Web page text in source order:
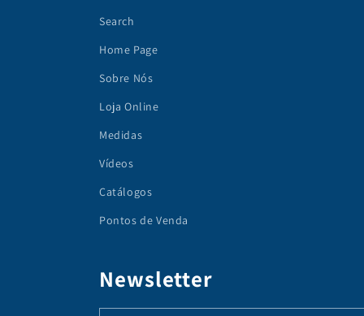
Search
Home Page
Sobre Nós
Loja Online
Medidas
Vídeos
Catálogos
Pontos de Venda
Newsletter